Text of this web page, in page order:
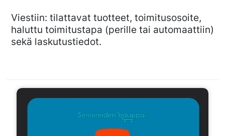
Viestiin: tilattavat tuotteet, toimitusosoite,
haluttu toimitustapa (perille tai automaattiin)
sekä laskutustiedot.